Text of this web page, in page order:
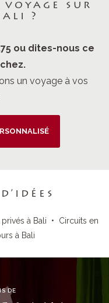
voyage sur
?
ou dites-nous ce
un voyage à vos
à Bali • Circuits en
à Bali
DE